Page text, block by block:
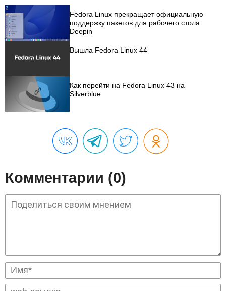
Fedora Linux прекращает официальную
поддержку пакетов для рабочего стола
Deepin
Вышла Fedora Linux 44
Как перейти на Fedora Linux 43 на
Silverblue
Комментарии (0)